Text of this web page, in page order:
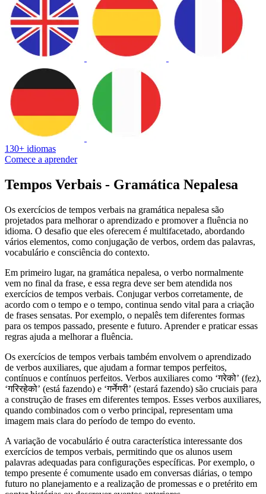
130+ idiomas
Comece a aprender
Tempos Verbais - Gramática Nepalesa
Os exercícios de tempos verbais na gramática nepalesa são
projetados para melhorar o aprendizado e promover a fluência no
idioma. O desafio que eles oferecem é multifacetado, abordando
vários elementos, como conjugação de verbos, ordem das palavras,
vocabulário e consciência do contexto.
Em primeiro lugar, na gramática nepalesa, o verbo normalmente
vem no final da frase, e essa regra deve ser bem atendida nos
exercícios de tempos verbais. Conjugar verbos corretamente, de
acordo com o tempo e o tempo, continua sendo vital para a criação
de frases sensatas. Por exemplo, o nepalês tem diferentes formas
para os tempos passado, presente e futuro. Aprender e praticar essas
regras ajuda a melhorar a fluência.
Os exercícios de tempos verbais também envolvem o aprendizado
de verbos auxiliares, que ajudam a formar tempos perfeitos,
contínuos e contínuos perfeitos. Verbos auxiliares como ‘गरेको’ (fez),
‘गरिरहेको’ (está fazendo) e ‘गर्नेगरी’ (estará fazendo) são cruciais para
a construção de frases em diferentes tempos. Esses verbos auxiliares,
quando combinados com o verbo principal, representam uma
imagem mais clara do período de tempo do evento.
A variação de vocabulário é outra característica interessante dos
exercícios de tempos verbais, permitindo que os alunos usem
palavras adequadas para configurações específicas. Por exemplo, o
tempo presente é comumente usado em conversas diárias, o tempo
futuro no planejamento e a realização de promessas e o pretérito em